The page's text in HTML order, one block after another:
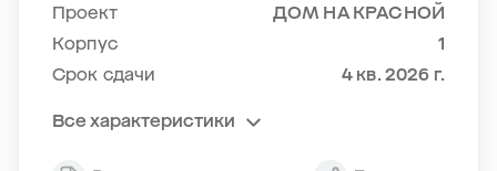
Проект
ДОМ НА КРАСНОЙ
Корпус
1
Срок сдачи
4 кв. 2026 г.
Все характеристики